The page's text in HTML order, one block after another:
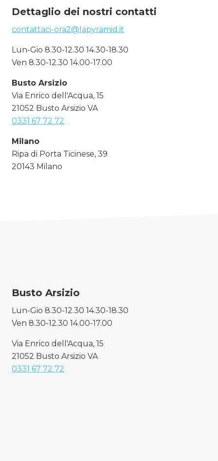
Dettaglio dei nostri contatti
contattaci-ora2@lapyramid.it
Lun-Gio 8.30-12.30 14.30-18.30
Ven 8.30-12.30 14.00-17.00
Busto Arsizio
Via Enrico dell'Acqua, 15
21052 Busto Arsizio VA
0331 67 72 72
Milano
Ripa di Porta Ticinese, 39
20143 Milano
Busto Arsizio
Lun-Gio 8.30-12.30 14.30-18.30
Ven 8.30-12.30 14.00-17.00
Via Enrico dell'Acqua, 15
21052 Busto Arsizio VA
0331 67 72 72